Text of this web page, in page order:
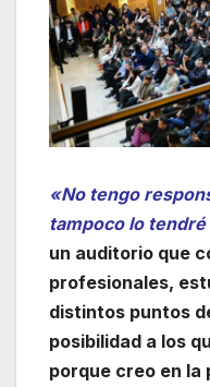
«No tengo
tampoco lo
un auditorio que
profesionales,
distintos puntos
posibilidad a los
porque creo en la